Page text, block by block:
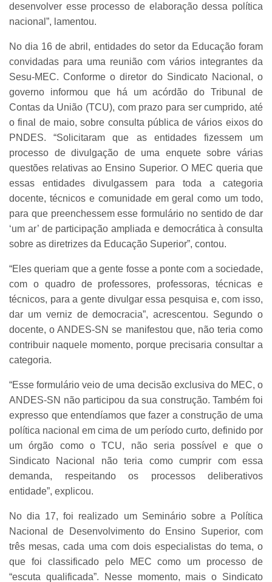
desenvolver esse processo de elaboração dessa política
nacional”, lamentou.
No dia 16 de abril, entidades do setor da Educação foram
convidadas para uma reunião com vários integrantes da
Sesu-MEC. Conforme o diretor do Sindicato Nacional, o
governo informou que há um acórdão do Tribunal de
Contas da União (TCU), com prazo para ser cumprido, até
o final de maio, sobre consulta pública de vários eixos do
PNDES. “Solicitaram que as entidades fizessem um
processo de divulgação de uma enquete sobre várias
questões relativas ao Ensino Superior. O MEC queria que
essas entidades divulgassem para toda a categoria
docente, técnicos e comunidade em geral como um todo,
para que preenchessem esse formulário no sentido de dar
‘um ar’ de participação ampliada e democrática à consulta
sobre as diretrizes da Educação Superior”, contou.
“Eles queriam que a gente fosse a ponte com a sociedade,
com o quadro de professores, professoras, técnicas e
técnicos, para a gente divulgar essa pesquisa e, com isso,
dar um verniz de democracia”, acrescentou. Segundo o
docente, o ANDES-SN se manifestou que, não teria como
contribuir naquele momento, porque precisaria consultar a
categoria.
“Esse formulário veio de uma decisão exclusiva do MEC, o
ANDES-SN não participou da sua construção. Também foi
expresso que entendíamos que fazer a construção de uma
política nacional em cima de um período curto, definido por
um órgão como o TCU, não seria possível e que o
Sindicato Nacional não teria como cumprir com essa
demanda, respeitando os processos deliberativos
entidade”, explicou.
No dia 17, foi realizado um Seminário sobre a Política
Nacional de Desenvolvimento do Ensino Superior, com
três mesas, cada uma com dois especialistas do tema, o
que foi classificado pelo MEC como um processo de
“escuta qualificada”. Nesse momento, mais o Sindicato